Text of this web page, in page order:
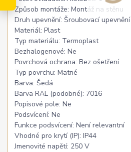
Způsob montáže: Montáž na stěnu
Druh upevnění: Šroubovací upevnění
Materiál: Plast
Typ materiálu: Termoplast
Bezhalogenové: Ne
Povrchová ochrana: Bez ošetření
Typ povrchu: Matné
Barva: Šedá
Barva RAL (podobné): 7016
Popisové pole: Ne
Podsvícení: Ne
Funkce podsvícení: Není relevantní
Vhodné pro krytí (IP): IP44
Jmenovité napětí: 250 V